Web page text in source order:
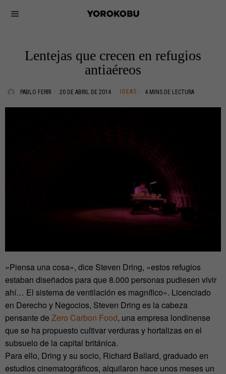
Lentejas que crecen en refugios
antiaéreos
PABLO FERRI 20 DE ABRIL DE 2014 IDEAS 4 MINS DE LECTURA
«Piensa una cosa», dice Steven Dring, «estos refugios
estaban diseñados para que 8.000 personas pudiesen vivir
ahí… El sistema de ventilación es magnífico». Licenciado
en Derecho y Negocios, Steven Dring es la cabeza
pensante de Zero Carbon Food, una empresa londinense
que se ha propuesto cultivar verduras y hortalizas en el
subsuelo de la capital británica.
Para ello, Dring y su socio, Richard Ballard, graduado en
estudios cinematográficos, alquilaron hace unos meses un